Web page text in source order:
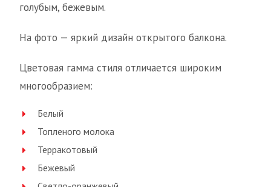
голубым, бежевым.
На фото — яркий дизайн открытого балкона.
Цветовая гамма стиля отличается широким
многообразием:
Белый
Топленого молока
Терракотовый
Бежевый